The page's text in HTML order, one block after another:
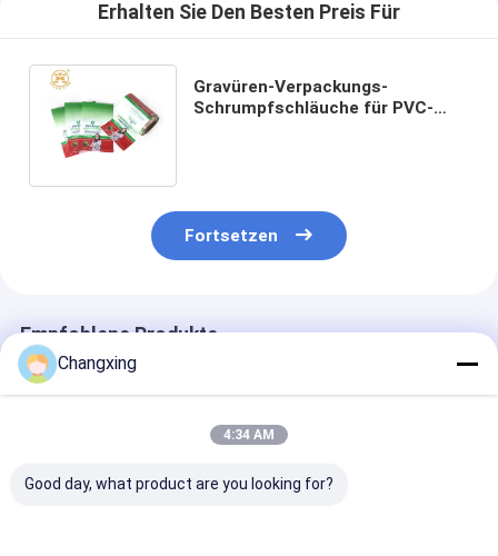
Erhalten Sie Den Besten Preis Für
Gravüren-Verpackungs-
Schrumpfschläuche für PVC-
Fortsetzen
Empfohlene Produkte
Changxing
4:34 AM
Good day, what product are you looking for?